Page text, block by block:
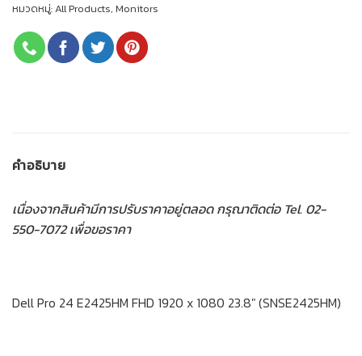
หมวดหมู่:All Products, Monitors
คำอธิบาย
เนื่องจากสินค้ามีการปรับราคาอยู่ตลอด กรุณาติดต่อ Tel. 02-
550-7072 เพื่อขอราคา
Dell Pro 24 E2425HM FHD 1920 x 1080 23.8″ (SNSE2425HM)